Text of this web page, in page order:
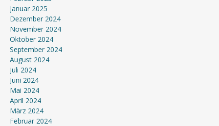
Januar 2025
Dezember 2024
November 2024
Oktober 2024
September 2024
August 2024
Juli 2024
Juni 2024
Mai 2024
April 2024
März 2024
Februar 2024